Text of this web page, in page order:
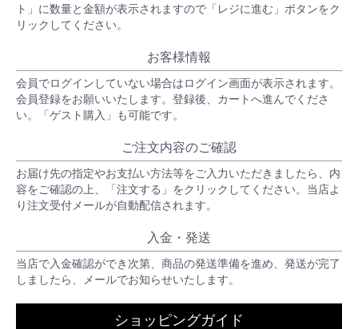
ト」に数量と金額が表示されますので「レジに進む」ボタンをク
リックしてください。
お客様情報
会員でログインしていない場合はログイン画面が表示されます。
会員登録をお願いいたします。登録後、カートへ進んでくださ
い。「ゲスト購入」も可能です。
ご注文内容のご確認
お届け先の指定やお支払い方法等をご入力いただきましたら、内
容をご確認の上、「注文する」をクリックしてください。当店よ
り注文受付メールが自動配信されます。
入金・発送
当店で入金確認ができ次第、商品の発送準備を進め、発送が完了
しましたら、メールでお知らせいたします。
ショッピングガイド